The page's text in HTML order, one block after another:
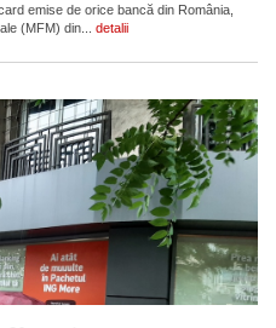
emise de orice bancă din România,
(MFM) din... detalii